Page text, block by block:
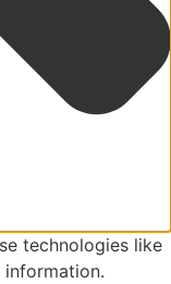
technologies like